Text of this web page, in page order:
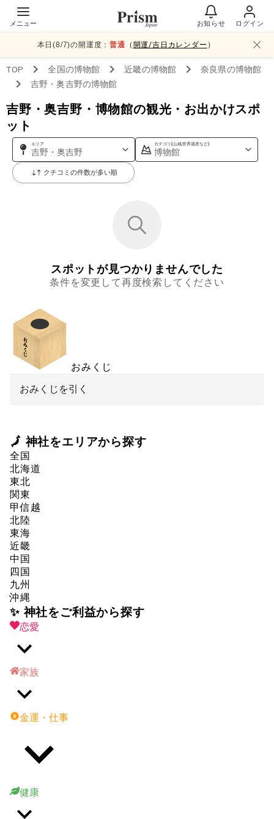
メニュー お知らせ ログイン
本日(8/7)の開運度：普通 （ 開運/吉日カレンダー ）
TOP 全国の博物館 近畿の博物館 奈良県の博物館
吉野・奥吉野の博物館
吉野・奥吉野・博物館の観光・お出かけスポ
ット
エリア
吉野・奥吉野
カテゴリ(山,城,世界遺産など)
博物館
クチコミの件数が多い順
スポットが見つかりませんでした
条件を変更して再度検索してください
おみくじ
おみくじを引く
🗾 神社をエリアから探す
全国
北海道
東北
関東
甲信越
北陸
東海
近畿
中国
四国
九州
沖縄
✨ 神社をご利益から探す
恋愛
家族
金運・仕事
健康